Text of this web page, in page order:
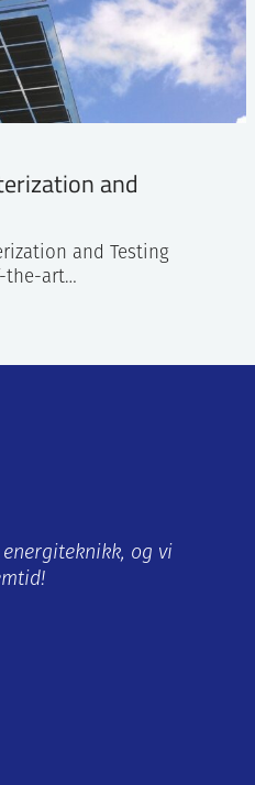
and
and Testing
the-art…
og vi